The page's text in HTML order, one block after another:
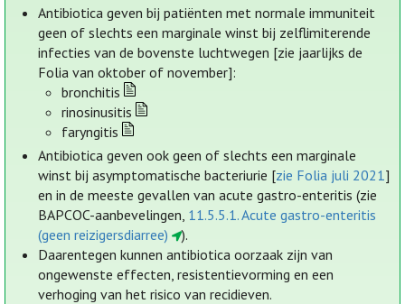
Antibiotica geven bij patiënten met normale immuniteit
geen of slechts een marginale winst bij zelflimiterende
infecties van de bovenste luchtwegen [zie jaarlijks de
Folia van oktober of november]:
bronchitis
rinosinusitis
faryngitis
Antibiotica geven ook geen of slechts een marginale
winst bij asymptomatische bacteriurie [zie Folia juli 2021]
en in de meeste gevallen van acute gastro-enteritis (zie
BAPCOC-aanbevelingen, 11.5.5.1. Acute gastro-enteritis
(geen reizigersdiarree)
).
Daarentegen kunnen antibiotica oorzaak zijn van
ongewenste effecten, resistentievorming en een
verhoging van het risico van recidieven.